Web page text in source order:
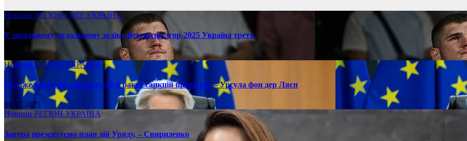
Новини РЕГІОНСВІТ УКРАЇНА
У загальному медальному заліку Всесвітніх ігор-2025 Україна третя
08.17.2025
НовиниРЕГІОН УКРАЇНА
ЄС вже у вересні ухвалить 19-й ракет санкцій проти рф, – Урсула фон дер Ляєн
08.17.2025
Новини РЕГІОН УКРАЇНА
Завтра презентуємо план дій Уряду, – Свириденко